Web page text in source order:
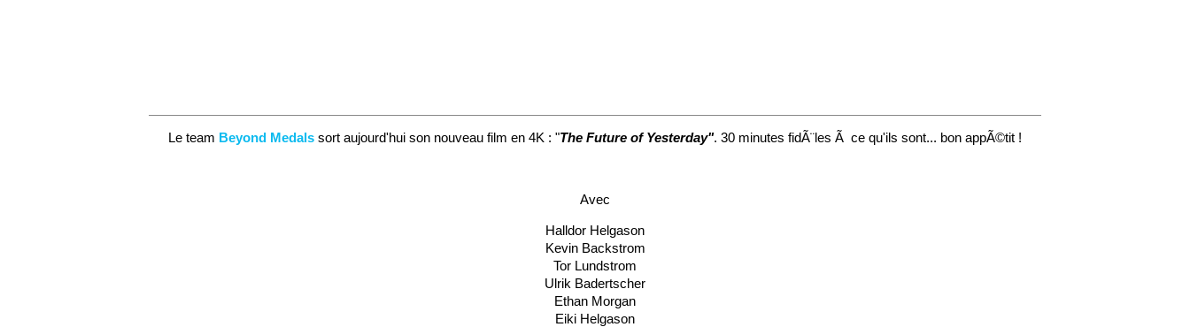
Le team Beyond Medals sort aujourd'hui son nouveau film en 4K : "The Future of Yesterday". 30 minutes fidÃ¨les Ã ce qu'ils sont... bon appÃ©tit !
Avec
Halldor Helgason
Kevin Backstrom
Tor Lundstrom
Ulrik Badertscher
Ethan Morgan
Eiki Helgason